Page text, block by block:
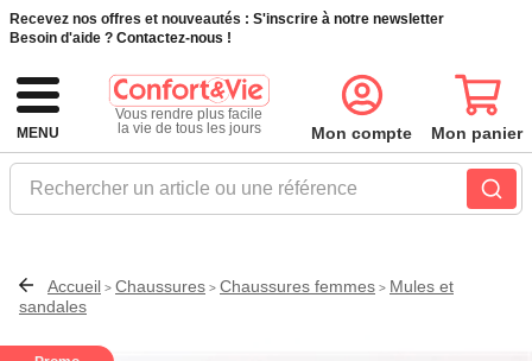
Recevez nos offres et nouveautés : S'inscrire à notre newsletter
Besoin d'aide ? Contactez-nous !
MENU
Vous rendre plus facile
la vie de tous les jours
Rechercher un article ou une référence
Mon compte Mon panier
Accueil > Chaussures > Chaussures femmes > Mules et
sandales